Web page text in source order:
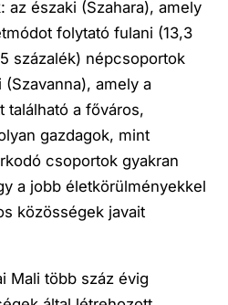
az északi (Szahara), amely
folytató fulani (13,3
százalék) népcsoportok
amely a
található a főváros,
gazdagok, mint
csoportok gyakran
a jobb életkörülményekkel
közösségek javait
Mali több száz évig